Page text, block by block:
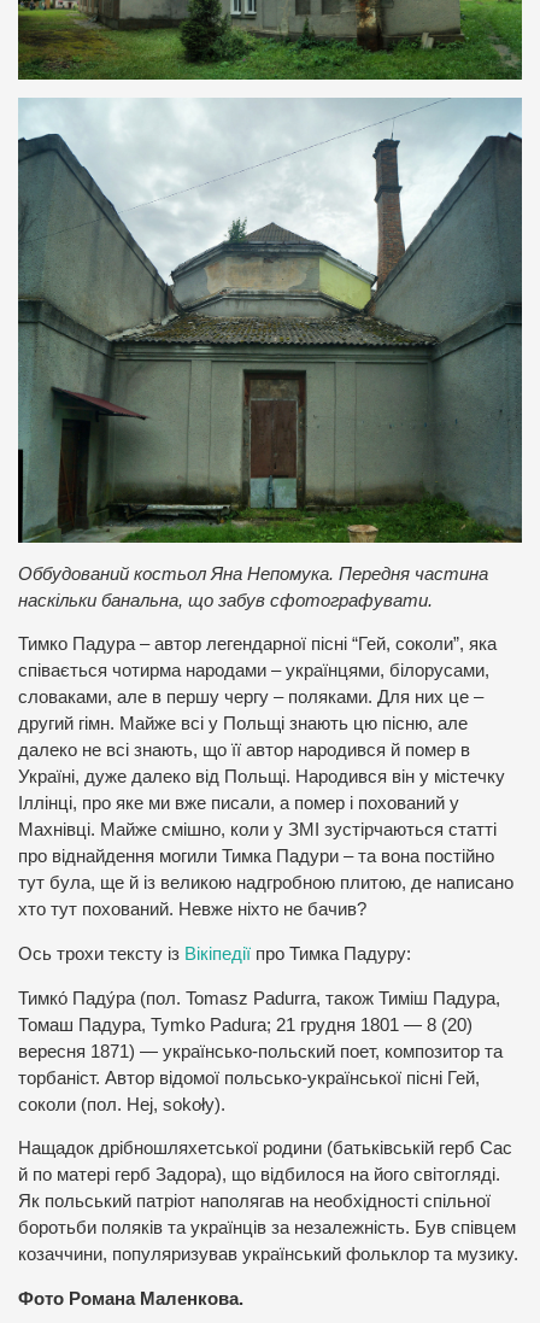
Оббудований костьол Яна Непомука. Передня частина
наскільки банальна, що забув сфотографувати.
Тимко Падура – автор легендарної пісні “Гей, соколи”, яка
співається чотирма народами – українцями, білорусами,
словаками, але в першу чергу – поляками. Для них це –
другий гімн. Майже всі у Польщі знають цю пісню, але
далеко не всі знають, що її автор народився й помер в
Україні, дуже далеко від Польщі. Народився він у містечку
Іллінці, про яке ми вже писали, а помер і похований у
Махнівці. Майже смішно, коли у ЗМІ зустірчаються статті
про віднайдення могили Тимка Падури – та вона постійно
тут була, ще й із великою надгробною плитою, де написано
хто тут похований. Невже ніхто не бачив?
Ось трохи тексту із Вікіпедії про Тимка Падуру:
Тимко́ Паду́ра (пол. Tomasz Padurra, також Тиміш Падура,
Томаш Падура, Tymko Padura; 21 грудня 1801 — 8 (20)
вересня 1871) — українсько-польский поет, композитор та
торбаніст. Автор відомої польсько-української пісні Гей,
соколи (пол. Hej, sokoły).
Нащадок дрібношляхетської родини (батьківській герб Сас
й по матері герб Задора), що відбилося на його світогляді.
Як польський патріот наполягав на необхідності спільної
боротьби поляків та українців за незалежність. Був співцем
козаччини, популяризував український фольклор та музику.
Фото Романа Маленкова.